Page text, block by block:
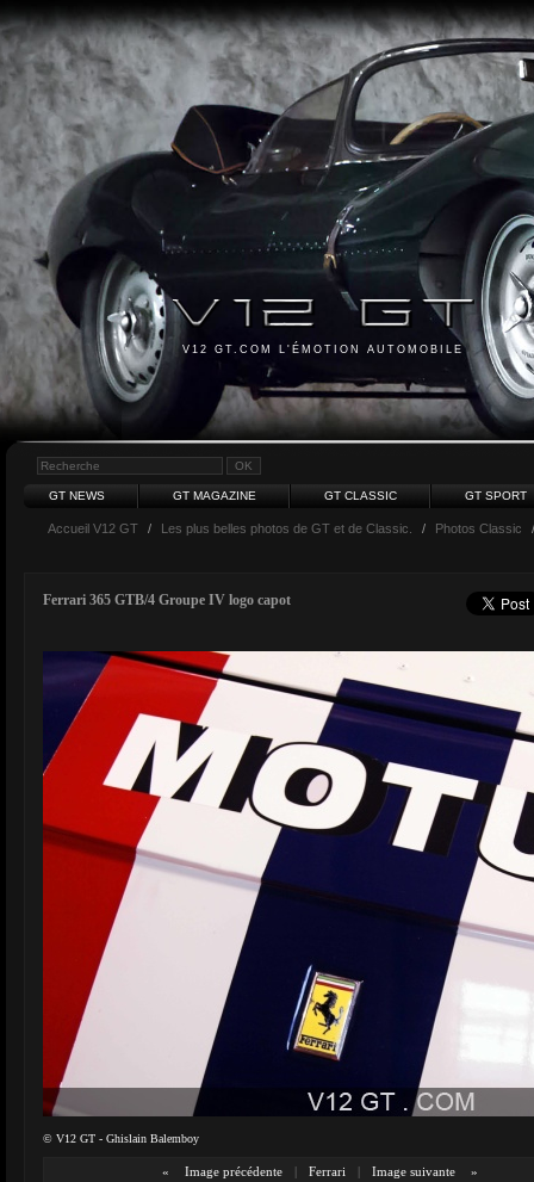
V12 GT.COM L'ÉMOTION AUTOMOBILE
GT NEWS GT MAGAZINE GT CLASSIC GT SPORT
Accueil V12 GT / Les plus belles photos de GT et de Classic. / Photos Classic
Ferrari 365 GTB/4 Groupe IV logo capot
© V12 GT - Ghislain Balemboy
« Image précédente | Ferrari | Image suivante »